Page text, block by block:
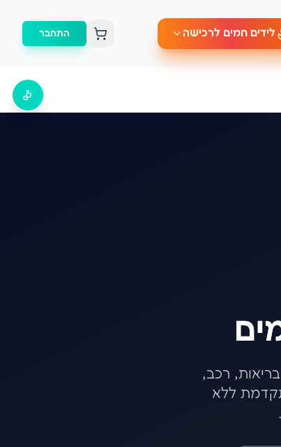
לידים חמים לרכישה התחבר
רכב,
ללא